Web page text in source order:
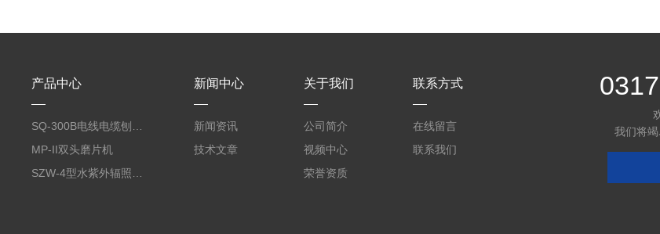
产品中心
MP-II双头磨片机
新闻中心
新闻资讯
技术文章
关于我们
公司简介
视频中心
荣誉资质
联系方式
在线留言
联系我们
我们将